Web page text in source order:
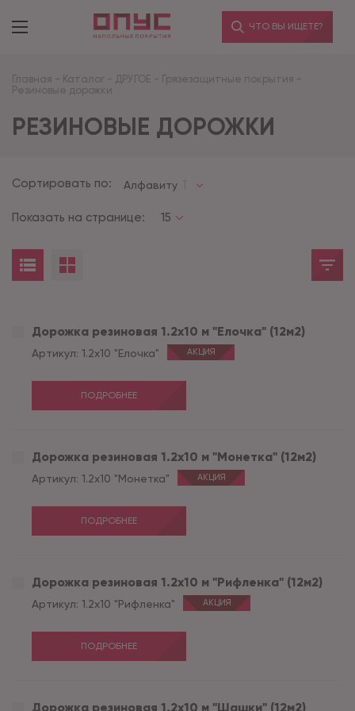
ЧТО ВЫ ИЩЕТЕ?
Главная - Каталог - ДРУГОЕ - Грязезащитные покрытия -
Резиновые дорожки
РЕЗИНОВЫЕ ДОРОЖКИ
Сортировать по: Алфавиту
Показать на странице: 15
Дорожка резиновая 1.2х10 м "Елочка" (12м2)
Артикул: 1.2х10 "Елочка" АКЦИЯ
ПОДРОБНЕЕ
Дорожка резиновая 1.2х10 м "Монетка" (12м2)
Артикул: 1.2х10 "Монетка" АКЦИЯ
ПОДРОБНЕЕ
Дорожка резиновая 1.2х10 м "Рифленка" (12м2)
Артикул: 1.2х10 "Рифленка" АКЦИЯ
ПОДРОБНЕЕ
Дорожка резиновая 1.2х10 м "Шашки" (12м2)